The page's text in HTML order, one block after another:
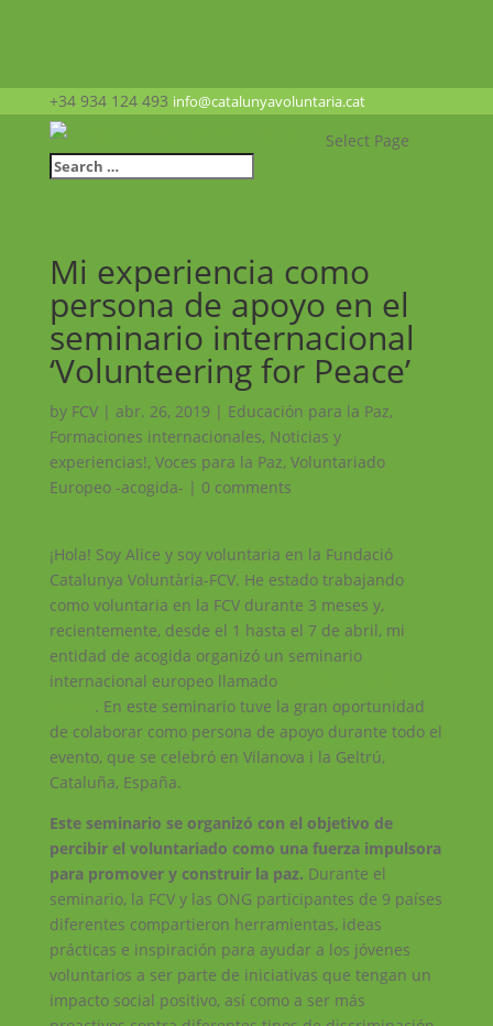
+34 934 124 493 info@catalunyavoluntaria.cat
Select Page
Mi experiencia como
persona de apoyo en el
seminario internacional
‘Volunteering for Peace’
by FCV| abr. 26, 2019 | Educación para la Paz,
Formaciones internacionales, Noticias y
experiencias!, Voces para la Paz, Voluntariado
Europeo -acogida- | 0 comments
¡Hola! Soy Alice y soy voluntaria en la Fundació
Catalunya Voluntària-FCV. He estado trabajando
como voluntaria en la FCV durante 3 meses y,
recientemente, desde el 1 hasta el 7 de abril, mi
entidad de acogida organizó un seminario
internacional europeo llamado
. En este seminario tuve la gran oportunidad
de colaborar como persona de apoyo durante todo el
evento, que se celebró en Vilanova i la Geltrú,
Cataluña, España.
Este seminario se organizó con el objetivo de
percibir el voluntariado como una fuerza impulsora
para promover y construir la paz. Durante el
seminario, la FCV y las ONG participantes de 9 países
diferentes compartieron herramientas, ideas
prácticas e inspiración para ayudar a los jóvenes
voluntarios a ser parte de iniciativas que tengan un
impacto social positivo, así como a ser más